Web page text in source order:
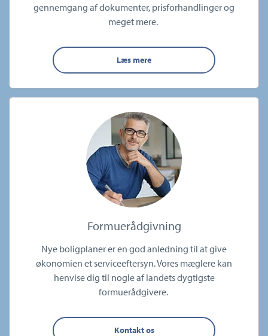
gennemgang af dokumenter, prisforhandlinger og
meget mere.
Læs mere
Formuerådgivning
Nye boligplaner er en god anledning til at give
økonomien et serviceeftersyn. Vores mæglere kan
henvise dig til nogle af landets dygtigste
formuerådgivere.
Kontakt os